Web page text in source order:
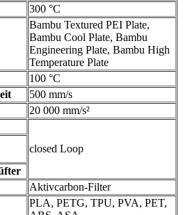
300 °C
Bambu Textured PEI Plate,
Bambu Cool Plate, Bambu
Engineering Plate, Bambu High
Temperature Plate
100 °C
500 mm/s
20 000 mm/s²
closed Loop
Aktivcarbon-Filter
PLA, PETG, TPU, PVA, PET,